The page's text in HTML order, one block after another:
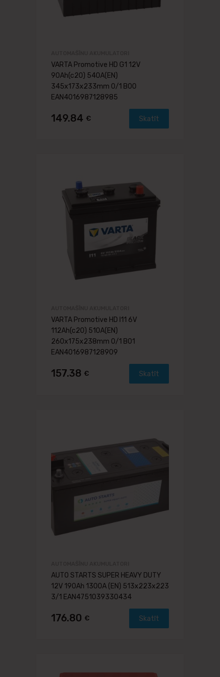
VARTA Promotive HD G1 12V
90Ah(c20) 540A(EN)
345x173x233mm 0/1 B00
EAN4016987128985
149.84 € Skatīt
VARTA Promotive HD I11 6V
112Ah(c20) 510A(EN)
260x175x238mm 0/1 B01
EAN4016987128909
157.38 € Skatīt
AUTO STARTS SUPER HEAVY DUTY
12V 190Ah 1300A (EN) 513x223x223
3/1 EAN4751039330434
176.80 € Skatīt